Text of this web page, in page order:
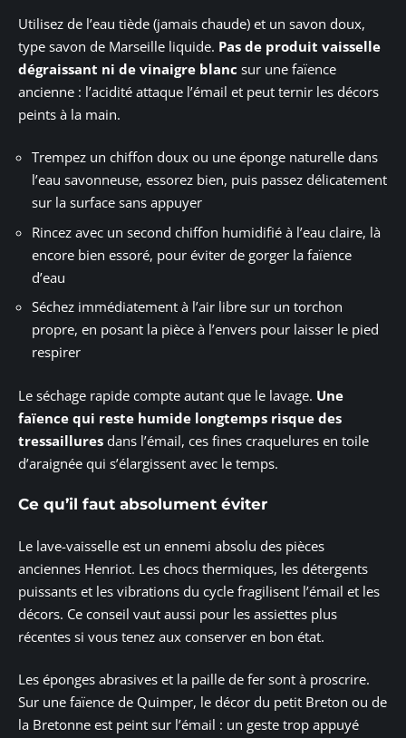
Utilisez de l’eau tiède (jamais chaude) et un savon doux,
type savon de Marseille liquide. Pas de produit vaisselle
dégraissant ni de vinaigre blanc sur une faïence
ancienne : l’acidité attaque l’émail et peut ternir les décors
peints à la main.
Trempez un chiffon doux ou une éponge naturelle dans
l’eau savonneuse, essorez bien, puis passez délicatement
sur la surface sans appuyer
Rincez avec un second chiffon humidifié à l’eau claire, là
encore bien essoré, pour éviter de gorger la faïence
d’eau
Séchez immédiatement à l’air libre sur un torchon
propre, en posant la pièce à l’envers pour laisser le pied
respirer
Le séchage rapide compte autant que le lavage. Une
faïence qui reste humide longtemps risque des
tressaillures dans l’émail, ces fines craquelures en toile
d’araignée qui s’élargissent avec le temps.
Ce qu’il faut absolument éviter
Le lave-vaisselle est un ennemi absolu des pièces
anciennes Henriot. Les chocs thermiques, les détergents
puissants et les vibrations du cycle fragilisent l’émail et les
décors. Ce conseil vaut aussi pour les assiettes plus
récentes si vous tenez aux conserver en bon état.
Les éponges abrasives et la paille de fer sont à proscrire.
Sur une faïence de Quimper, le décor du petit Breton ou de
la Bretonne est peint sur l’émail : un geste trop appuyé